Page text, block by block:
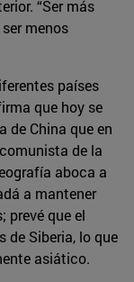
“Ser más
menos
países
que hoy se
de China que en
de la
aboca a
a mantener
prevé que el
de Siberia, lo que
asiático.